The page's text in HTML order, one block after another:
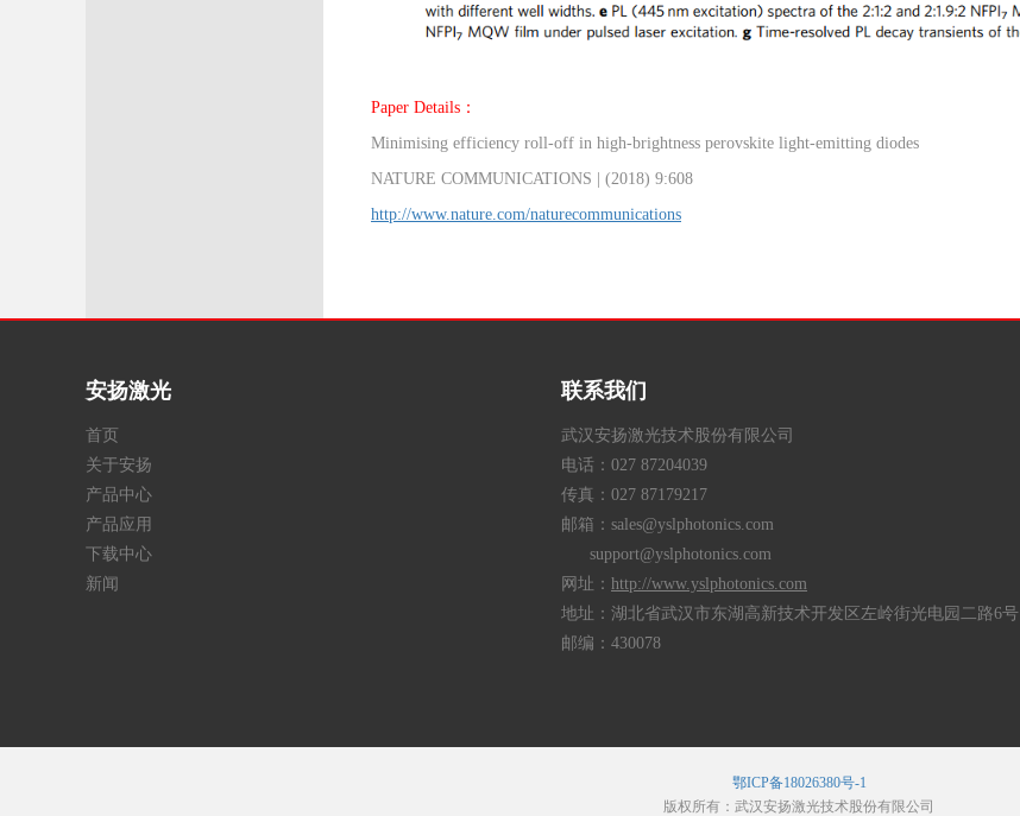
Paper Details：
Minimising efficiency roll-off in high-brightness perovskite light-emitting diodes
NATURE COMMUNICATIONS | (2018) 9:608
http://www.nature.com/naturecommunications
安扬激光
首页
关于安扬
产品中心
产品应用
下载中心
新闻
联系我们
武汉安扬激光技术股份有限公司
电话：027 87204039
传真：027 87179217
邮箱：sales@yslphotonics.com
support@yslphotonics.com
网址： http://www.yslphotonics.com
地址：湖北省武汉市东湖高新技术开发区左岭街光电园二路6号
邮编：430078
鄂ICP备18026380号-1
版权所有：武汉安扬激光技术股份有限公司